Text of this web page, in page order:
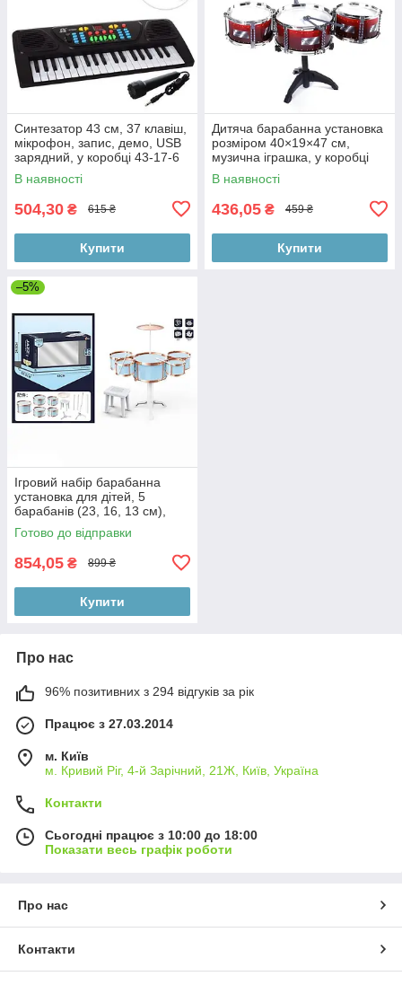
Синтезатор 43 см, 37 клавіш,
мікрофон, запис, демо, USB
зарядний, у коробці 43-17-6
см
В наявності
504,30 ₴ 615 ₴
Купити
Дитяча барабанна установка
розміром 40×19×47 см,
музична іграшка, у коробці
34×20×12 см
В наявності
436,05 ₴ 459 ₴
Купити
–5%
Ігровий набір барабанна
установка для дітей, 5
барабанів (23, 16, 13 см),
стійка з тарілкою, зручний
стільчик та палички для гри,
Готово до відправки
854,05 ₴ 899 ₴
Купити
Про нас
96% позитивних з 294 відгуків за рік
Працює з 27.03.2014
м. Київ
м. Кривий Ріг, 4-й Зарічний, 21Ж, Київ, Україна
Контакти
Сьогодні працює з 10:00 до 18:00
Показати весь графік роботи
Про нас
Контакти